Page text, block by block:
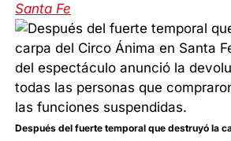
Santa Fe
Después del fuerte temporal que destruyó la